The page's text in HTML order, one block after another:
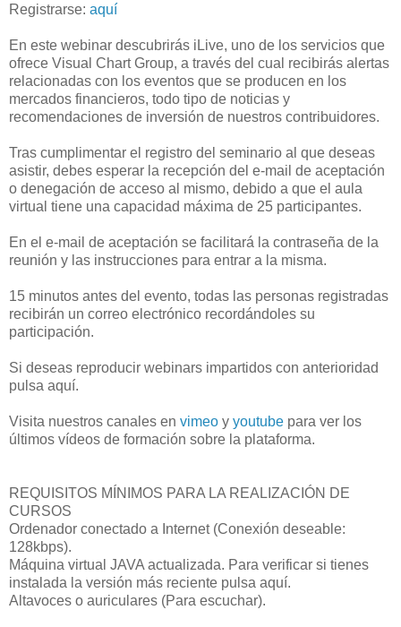
Registrarse: aquí
En este webinar descubrirás iLive, uno de los servicios que
ofrece Visual Chart Group, a través del cual recibirás alertas
relacionadas con los eventos que se producen en los
mercados financieros, todo tipo de noticias y
recomendaciones de inversión de nuestros contribuidores.
Tras cumplimentar el registro del seminario al que deseas
asistir, debes esperar la recepción del e-mail de aceptación
o denegación de acceso al mismo, debido a que el aula
virtual tiene una capacidad máxima de 25 participantes.
En el e-mail de aceptación se facilitará la contraseña de la
reunión y las instrucciones para entrar a la misma.
15 minutos antes del evento, todas las personas registradas
recibirán un correo electrónico recordándoles su
participación.
Si deseas reproducir webinars impartidos con anterioridad
pulsa aquí.
Visita nuestros canales en vimeo y youtube para ver los
últimos vídeos de formación sobre la plataforma.
REQUISITOS MÍNIMOS PARA LA REALIZACIÓN DE
CURSOS
Ordenador conectado a Internet (Conexión deseable:
128kbps).
Máquina virtual JAVA actualizada. Para verificar si tienes
instalada la versión más reciente pulsa aquí.
Altavoces o auriculares (Para escuchar).